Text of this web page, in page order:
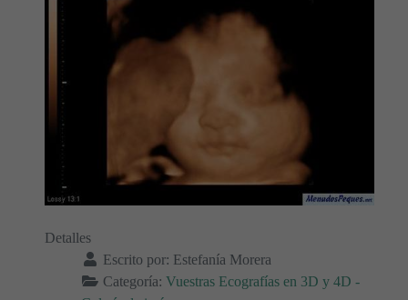
Detalles
Escrito por: Estefanía Morera
Categoría: Vuestras Ecografías en 3D y 4D -